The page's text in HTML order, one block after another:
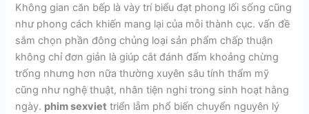
Không gian căn bếp là vày trí biểu đạt phong lối sống cũng
như phong cách khiến mang lại của mỗi thành cục. vấn đề
sắm chọn phần đông chủng loại sản phẩm chấp thuận
không chỉ đơn giản là giúp cắt đánh đấm khoảng chừng
trống nhưng hơn nữa thường xuyên sâu tính thẩm mỹ
cũng như nghệ thuật, nhân tiện nghi trong sinh hoạt hằng
ngày. phim sexviet triển lẵm phổ biến chuyển nguyên lý